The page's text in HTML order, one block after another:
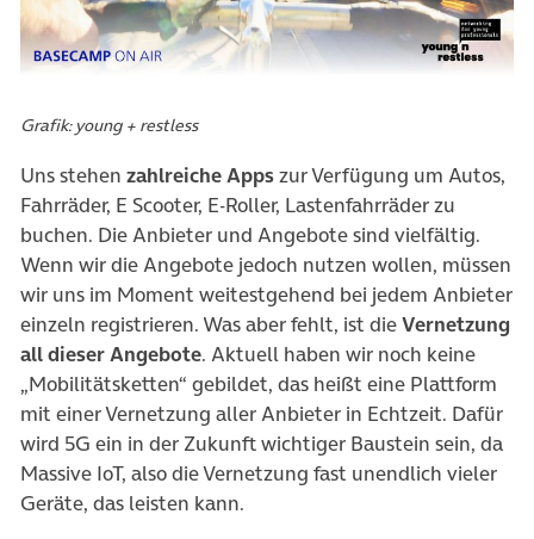
(öffnet in neuem Tab)
Grafik: young + restless
Uns stehen zahlreiche Appszur Verfügung um Autos,
Fahrräder, E Scooter, E-Roller, Lastenfahrräder zu
buchen. Die Anbieter und Angebote sind vielfältig.
Wenn wir die Angebote jedoch nutzen wollen, müssen
wir uns im Moment weitestgehend bei jedem Anbieter
einzeln registrieren. Was aber fehlt, ist dieVernetzung
all dieser Angebote. Aktuell haben wir noch keine
„Mobilitätsketten“ gebildet, das heißt eine Plattform
mit einer Vernetzung aller Anbieter in Echtzeit. Dafür
wird 5G ein in der Zukunft wichtiger Baustein sein, da
Massive IoT, also die Vernetzung fast unendlich vieler
Geräte, das leisten kann.